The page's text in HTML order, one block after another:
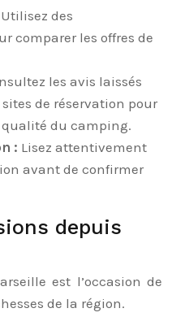
Utilisez des
comparer les offres de
les avis laissés
de réservation pour
du camping.
: Lisez attentivement
avant de confirmer
depuis
est l’occasion de
de la région.